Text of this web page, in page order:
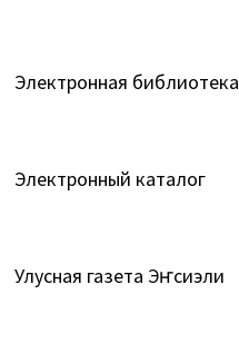
Электронная библиотека
Электронный каталог
Улусная газета Эҥсиэли